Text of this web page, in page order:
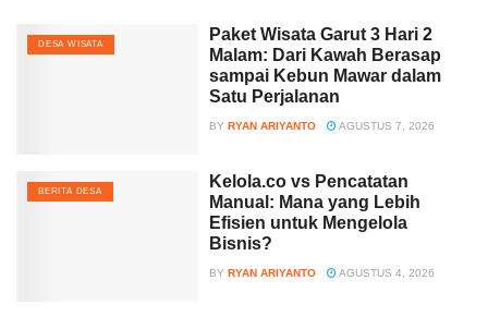
DESA WISATA
Paket Wisata Garut 3 Hari 2
Malam: Dari Kawah Berasap
sampai Kebun Mawar dalam
Satu Perjalanan
BY RYAN ARIYANTO AGUSTUS 7, 2026
BERITA DESA
Kelola.co vs Pencatatan
Manual: Mana yang Lebih
Efisien untuk Mengelola
Bisnis?
BY RYAN ARIYANTO AGUSTUS 4, 2026